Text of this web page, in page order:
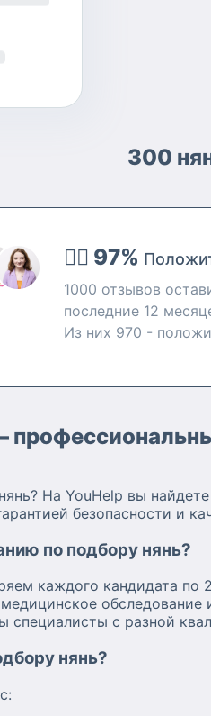
300
👍🏻 97%
1000 отзывов
последние 12
Из них 970 -
На YouHelp вы
безопасности и
по подбору нянь?
каждого кандидата по
обследование
специалисты с разной
нянь?